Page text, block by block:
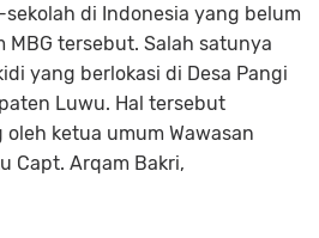
di Indonesia yang belum
MBG tersebut. Salah satunya
yang berlokasi di Desa Pangi
Luwu. Hal tersebut
ketua umum Wawasan
Capt. Arqam Bakri,